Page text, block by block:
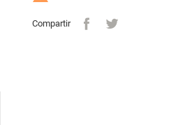
Compartir